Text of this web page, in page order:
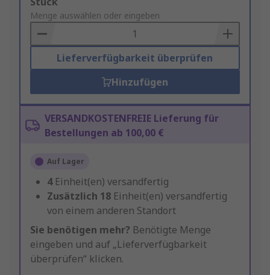
to
Basket
Menge auswählen oder eingeben
Lieferverfügbarkeit überprüfen
Hinzufügen
VERSANDKOSTENFREIE Lieferung für
Bestellungen ab 100,00 €
Auf Lager
4 Einheit(en) versandfertig
Zusätzlich 18 Einheit(en) versandfertig
von einem anderen Standort
Sie benötigen mehr? Benötigte Menge
eingeben und auf „Lieferverfügbarkeit
überprüfen“ klicken.